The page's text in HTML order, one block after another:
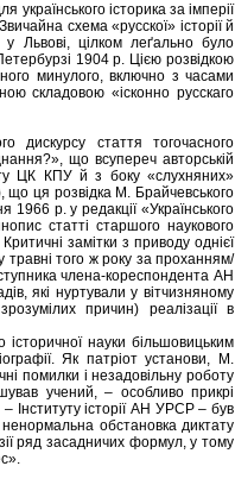
історика за імперії
схема «русскої» історії й
у Львові, цілком леґально було
1904 р. Цією розвідкою
минулого, включно з часами
складовою «ісконно русскаго
дискурсу стаття тогочасного
що всупереч авторській
ЦК КПУ й з боку «слухняних»
що ця розвідка М. Брайчевського
р. у редакції «Українського
статті старшого наукового
замітки з приводу однієї
травні того ж року за проханням/
члена-кореспондента АН
які нуртували у вітчизняному
причин) реалізації в
науки більшовицьким
Як патріот установи, М.
помилки і незадовільну роботу
учений, – особливо прикрі
Інституту історії АН УРСР – був
обстановка диктату
ряд засадничих формул, у тому